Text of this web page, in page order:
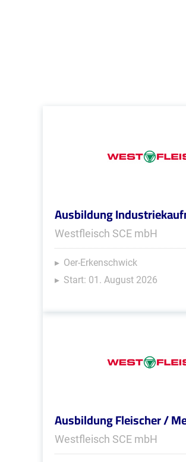
Ausbildung
Westfleisch SCE mbH
Oer-Erkenschwick
Start: 01. August 2026
Ausbildung Fleischer /
Westfleisch SCE mbH